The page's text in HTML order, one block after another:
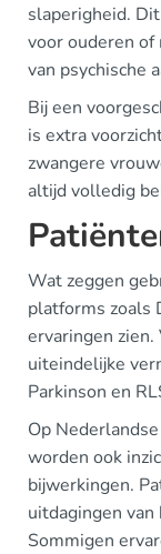
slaperigheid.
voor ouderen of
van psychische
Bij een
is extra
zwangere
altijd volledig
Wat zeggen
platforms zoals
ervaringen
uiteindelijke
Parkinson en
Op
worden ook
bijwerkingen.
uitdagingen
Sommigen